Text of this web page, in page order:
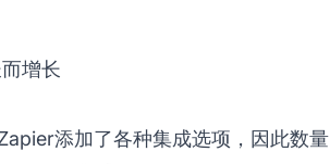
增长
添加了各种集成选项，因此数量